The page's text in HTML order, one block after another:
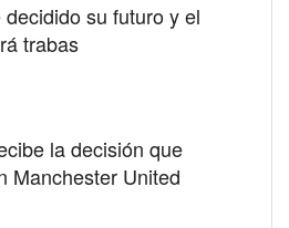
su futuro y el
trabas
la decisión que
Manchester United